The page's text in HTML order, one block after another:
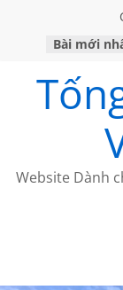
Bài mới
Website Dành